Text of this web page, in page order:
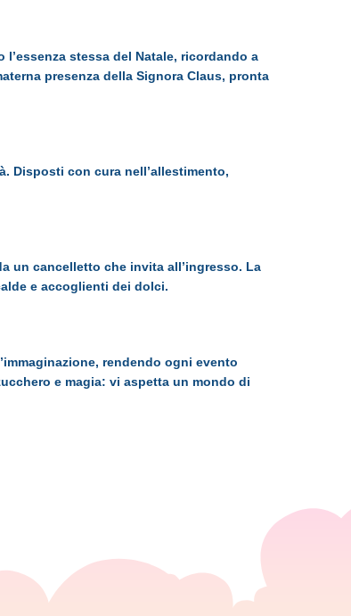
stessa del Natale, ricordando a
presenza della Signora Claus, pronta
Disposti con cura nell’allestimento,
un cancelletto che invita all’ingresso. La
e accoglienti dei dolci.
rendendo ogni evento
e magia: vi aspetta un mondo di